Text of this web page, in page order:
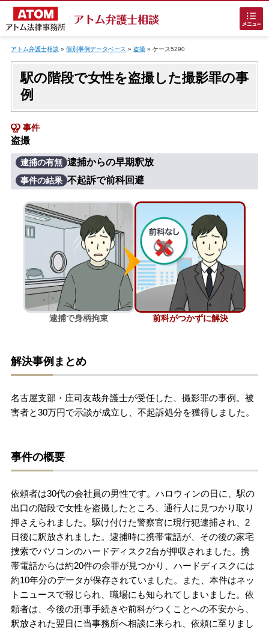
刑事事件でお困りの方
刑事事件の無料相談
接見・面会を弁護士に依頼
刑事事件を示談で解決したい
弁護士紹介
弁護士費用
ご依頼者からのお手紙
無料相談の口コミ評判
刑事事件について 知りたい方
アトム弁護士相談 » 個別事例データベース » 盗撮» ケース5290
駅の階段で女性を盗撮した撮影罪の事
例
事件
盗撮
逮捕の有無 逮捕からの早期釈放
事件の結果 不起訴で前科回避
逮捕で身柄拘束 前科がつかずに解決
解決事例まとめ
名古屋支部・庄司友哉弁護士が受任した、撮影罪の事例。被
害者と30万円で示談が成立し、不起訴処分を獲得しました。
事件の概要
依頼者は30代の会社員の男性です。ハロウィンの日に、駅の
出口の階段で女性を盗撮したところ、通行人に見つかり取り
押さえられました。駆け付けた警察官に現行犯逮捕され、2
日後に釈放されました。逮捕時に携帯電話が、その後の家宅
捜索でパソコンのハードディスク2台が押収されました。携
帯電話からは約20件の余罪が見つかり、ハードディスクには
約10年分のデータが保存されていました。また、本件はネッ
トニュースで報じられ、職場にも知られてしまいました。依
頼者は、今後の刑事手続きや前科がつくことへの不安から、
釈放された翌日に当事務所へ相談に来られ、依頼に至りまし